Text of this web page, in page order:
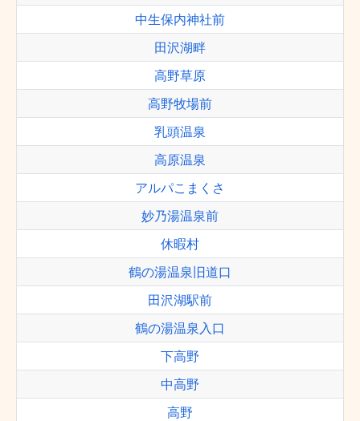
中生保内神社前
田沢湖畔
高野草原
高野牧場前
乳頭温泉
高原温泉
アルパこまくさ
妙乃湯温泉前
休暇村
鶴の湯温泉旧道口
田沢湖駅前
鶴の湯温泉入口
下高野
中高野
高野